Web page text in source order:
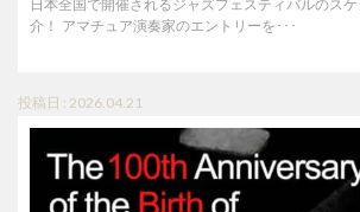
日本全国で開催されるジャズフェスティバルのス
介！ アマチュア演奏家のエントリーを･･･
投稿日 : 2026.04.21